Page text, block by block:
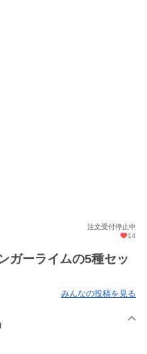
注文受付停止中
14
ガーライムの5種セッ
みんなの投稿を見る